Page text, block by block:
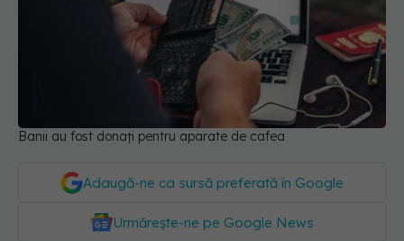
Banii au fost donați pentru aparate de cafea
Adaugă-ne ca sursă preferată în Google
Urmărește-ne pe Google News